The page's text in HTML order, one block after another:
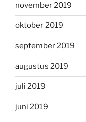
november 2019
oktober 2019
september 2019
augustus 2019
juli 2019
juni 2019